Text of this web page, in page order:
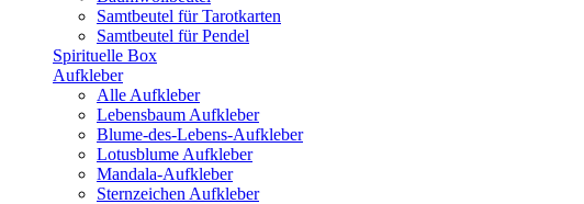
Samtbeutel für Tarotkarten
Samtbeutel für Pendel
Spirituelle Box
Aufkleber
Alle Aufkleber
Lebensbaum Aufkleber
Blume-des-Lebens-Aufkleber
Lotusblume Aufkleber
Mandala-Aufkleber
Sternzeichen Aufkleber